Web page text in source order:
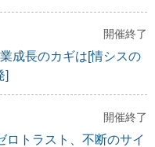
開催終了
成長のカギは[情シスの
]
開催終了
ロトラスト、不断のサイ